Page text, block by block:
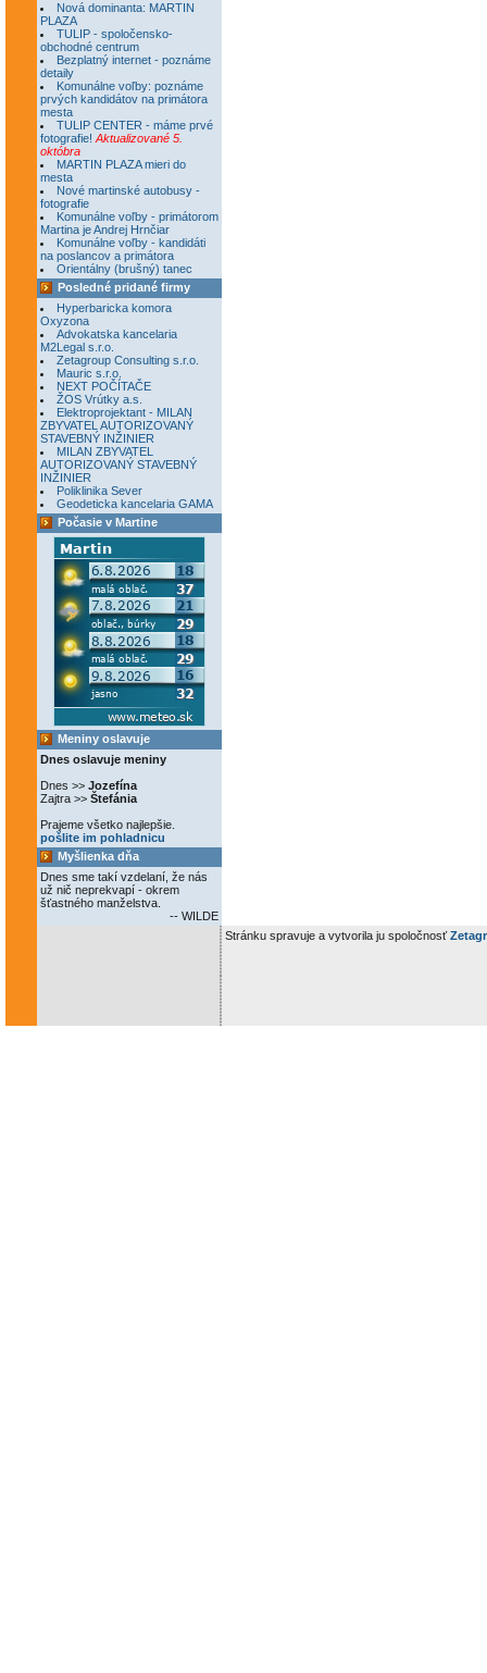
Nová dominanta: MARTIN
PLAZA
TULIP - spoločensko-
obchodné centrum
Bezplatný internet - poznáme
detaily
Komunálne voľby: poznáme
prvých kandidátov na primátora
mesta
TULIP CENTER - máme prvé
fotografie! Aktualizované 5.
októbra
MARTIN PLAZA mieri do
mesta
Nové martinské autobusy -
fotografie
Komunálne voľby - primátorom
Martina je Andrej Hrnčiar
Komunálne voľby - kandidáti
na poslancov a primátora
Orientálny (brušný) tanec
Posledné pridané firmy
Hyperbaricka komora
Oxyzona
Advokatska kancelaria
M2Legal s.r.o.
Zetagroup Consulting s.r.o.
Mauric s.r.o.
NEXT POČÍTAČE
ŽOS Vrútky a.s.
Elektroprojektant - MILAN
ZBYVATEL AUTORIZOVANÝ
STAVEBNÝ INŽINIER
MILAN ZBYVATEL
AUTORIZOVANÝ STAVEBNÝ
INŽINIER
Poliklinika Sever
Geodeticka kancelaria GAMA
Počasie v Martine
Meniny oslavuje
Dnes oslavuje meniny
Dnes >> Jozefína
Zajtra >> Štefánia
Prajeme všetko najlepšie.
pošlite im pohladnicu
Myšlienka dňa
Dnes sme takí vzdelaní, že nás
už nič neprekvapí - okrem
šťastného manželstva.
-- WILDE
Stránku spravuje a vytvorila ju spoločnosť